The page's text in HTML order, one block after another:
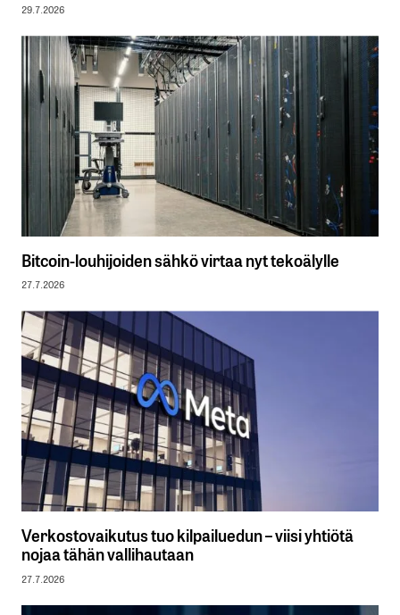
29.7.2026
Bitcoin-louhijoiden sähkö virtaa nyt tekoälylle
27.7.2026
Verkostovaikutus tuo kilpailuedun – viisi yhtiötä
nojaa tähän vallihautaan
27.7.2026